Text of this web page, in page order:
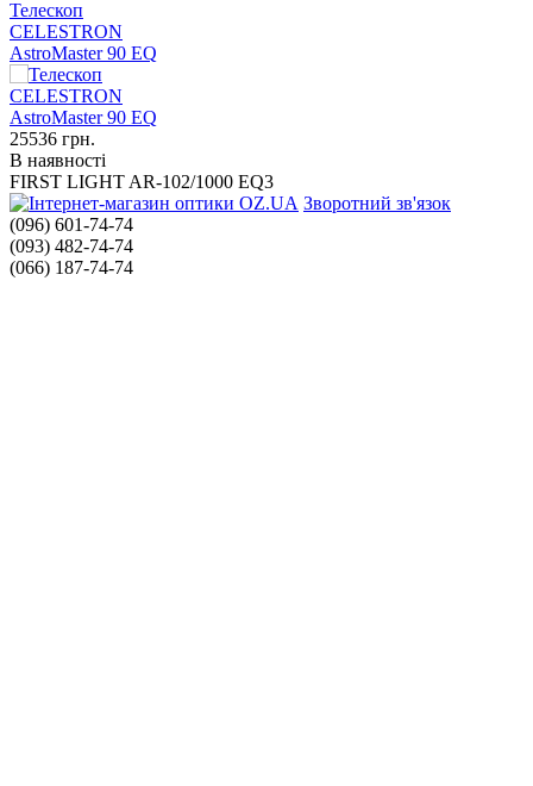
Телескоп
CELESTRON
AstroMaster 90 EQ
25536 грн.
В наявності
FIRST LIGHT AR-102/1000 EQ3
Зворотний зв'язок
(096) 601-74-74
(093) 482-74-74
(066) 187-74-74